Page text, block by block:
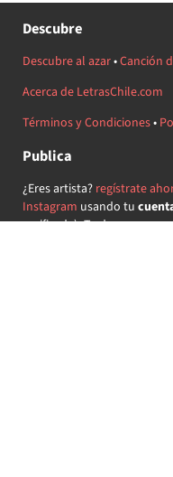
Descubre
Descubre al azar•Canción
Acerca de LetrasChile.com
Términos y Condiciones•
Publica
¿Eres artista? regístrate
Instagram usando tu
verificada) ¡Te daremos